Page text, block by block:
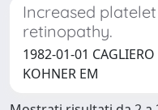
Increased
retinopathy.
1982-01-01
KOHNER EM